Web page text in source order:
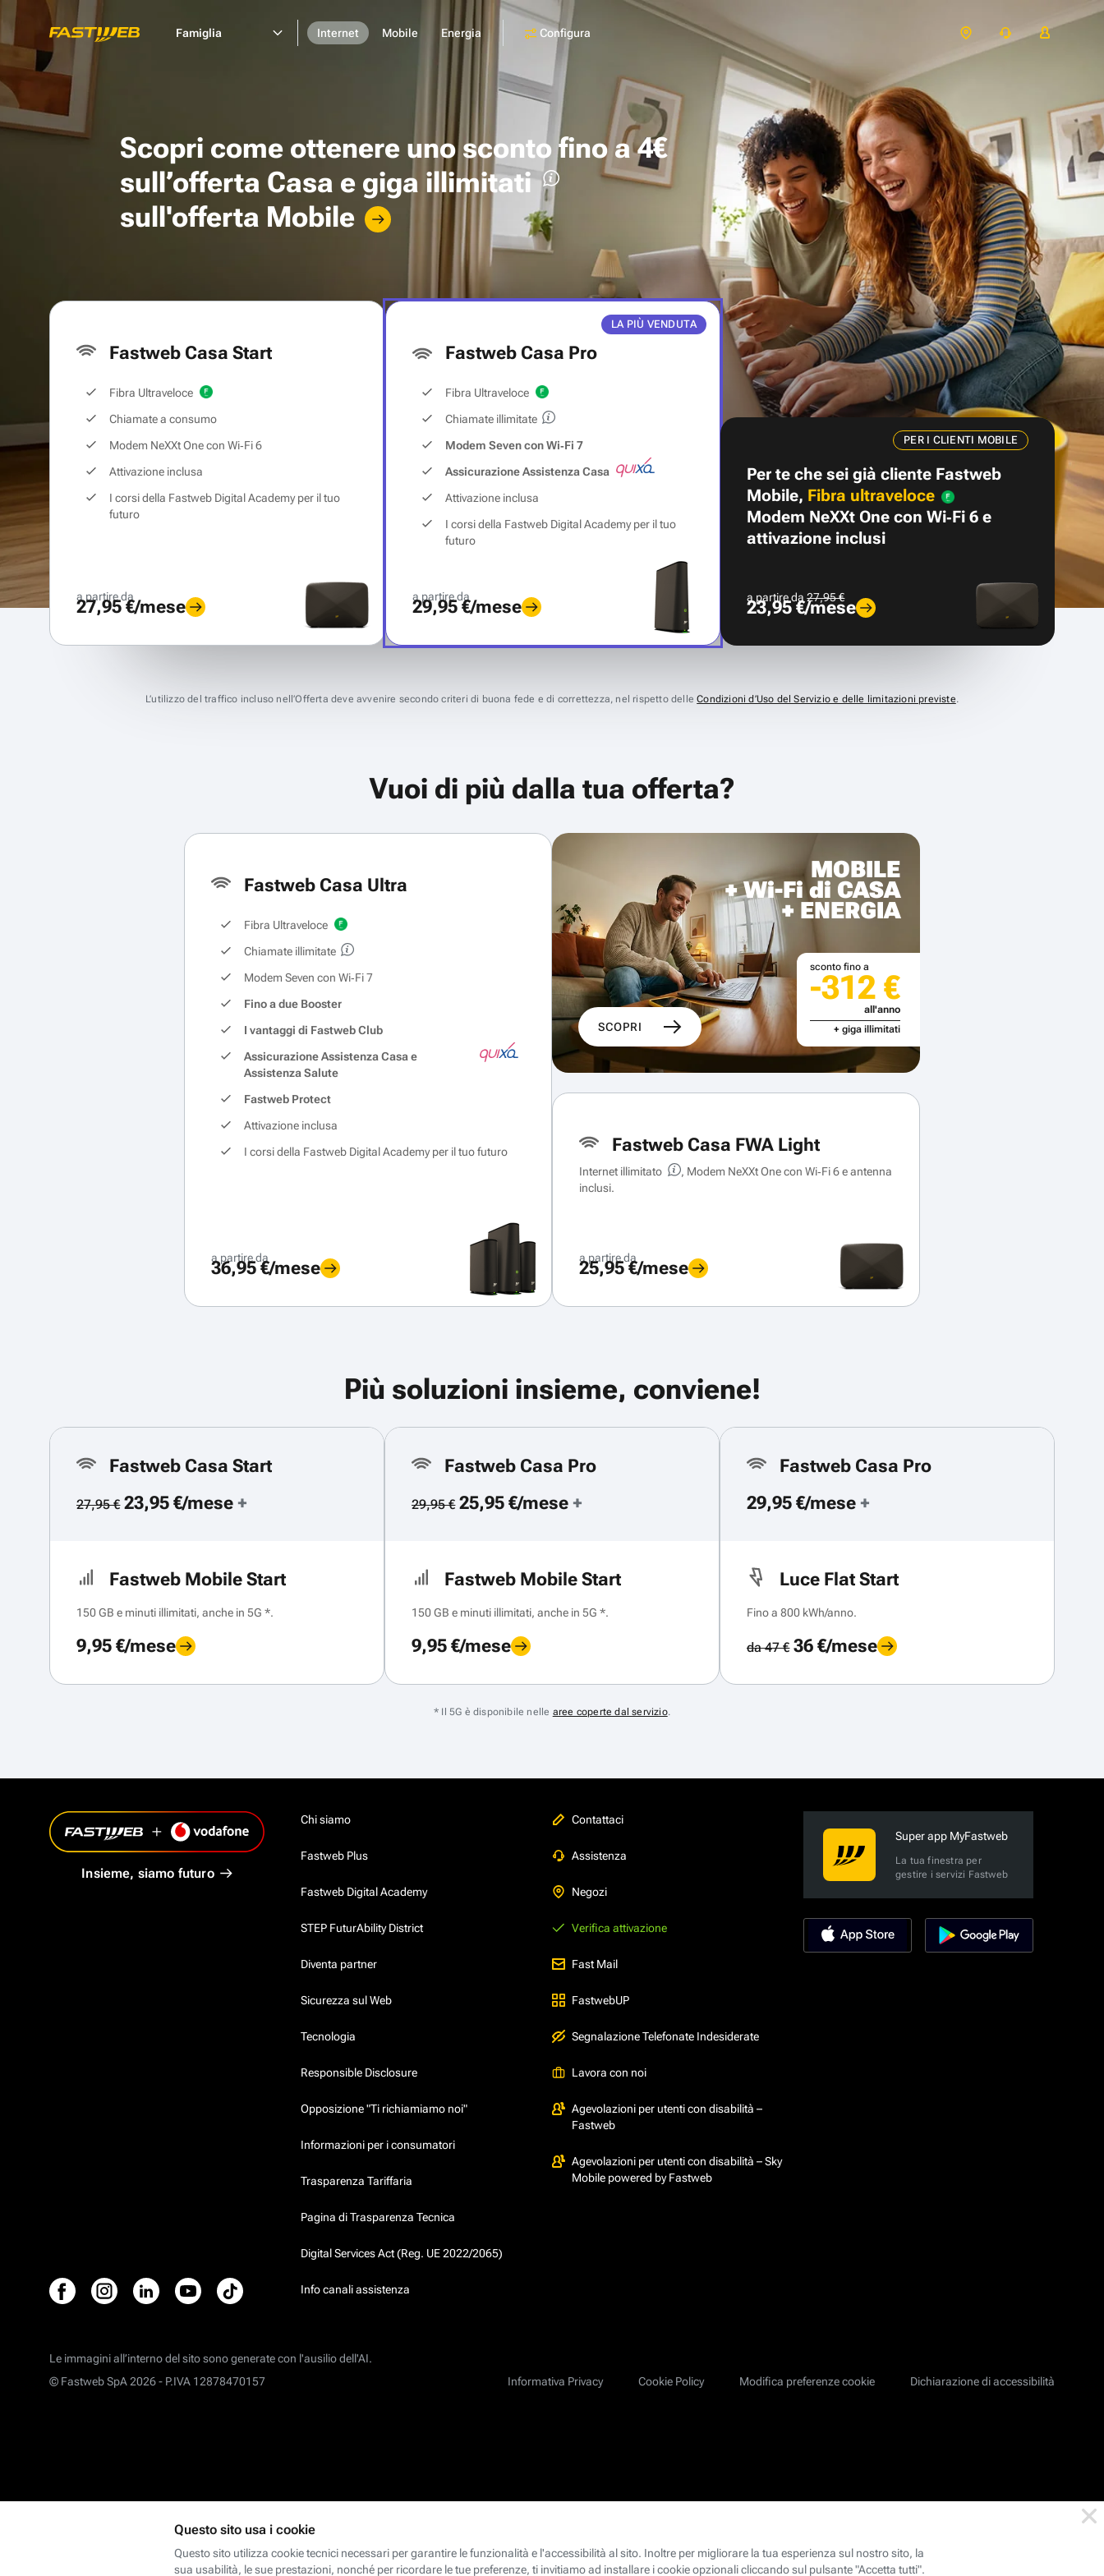
Famiglia Internet Mobile Energia Configura
Scopri come ottenere unosconto fino a 4€
sull’offerta Casa e giga illimitati
sull'offerta Mobile
Fastweb Casa Start
Fibra Ultraveloce
Chiamate a consumo
Modem NeXXt One con Wi‑Fi 6
Attivazione inclusa
I corsi della Fastweb Digital Academy per il tuo
futuro
a partire da
27,95 €/mese
LA PIÙ VENDUTA
Fastweb Casa Pro
Fibra Ultraveloce
Chiamate illimitate
Modem Seven con Wi‑Fi 7
Assicurazione Assistenza Casa
Attivazione inclusa
I corsi della Fastweb Digital Academy per il tuo
futuro
a partire da
29,95 €/mese
PER I CLIENTI MOBILE
Per te che sei già cliente Fastweb
Mobile, Fibra ultraveloce
Modem NeXXt One con Wi‑Fi 6 e
attivazione inclusi
a partire da27,95 €
23,95 €/mese
L’utilizzo del traffico incluso nell’Offerta deve avvenire secondo criteri di buona fede e di correttezza, nel rispetto delleCondizioni d’Uso del Servizio e delle limitazioni previste.
Vuoi di più dalla tua offerta?
Fastweb Casa Ultra
Fibra Ultraveloce
Chiamate illimitate
Modem Seven con Wi‑Fi 7
Fino a due Booster
I vantaggi di Fastweb Club
Assicurazione Assistenza Casa e
Assistenza Salute
Fastweb Protect
Attivazione inclusa
I corsi della Fastweb Digital Academy per il tuo futuro
a partire da
36,95 €/mese
MOBILE
+ Wi-Fi di CASA
+ ENERGIA
SCOPRI
sconto fino a
-312 €
all'anno
+ giga illimitati
Fastweb Casa FWA Light
Internet illimitato
, Modem NeXXt One con Wi‑Fi 6 e antenna
inclusi.
a partire da
25,95 €/mese
Più soluzioni insieme, conviene!
Fastweb Casa Start
27,95 €23,95 €/mese +
Fastweb Mobile Start
150 GB e minuti illimitati, anche in 5G *.
9,95 €/mese
Fastweb Casa Pro
29,95 €25,95 €/mese +
Fastweb Mobile Start
150 GB e minuti illimitati, anche in 5G *.
9,95 €/mese
Fastweb Casa Pro
29,95 €/mese +
Luce Flat Start
Fino a 800 kWh/anno.
da 47 €36 €/mese
* Il 5G è disponibile nelle aree coperte dal servizio.
Insieme, siamo futuro
Chi siamo
Fastweb Plus
Fastweb Digital Academy
STEP FuturAbility District
Diventa partner
Sicurezza sul Web
Tecnologia
Responsible Disclosure
Opposizione "Ti richiamiamo noi"
Informazioni per i consumatori
Trasparenza Tariffaria
Pagina di Trasparenza Tecnica
Digital Services Act (Reg. UE 2022/2065)
Info canali assistenza
Contattaci
Assistenza
Negozi
Verifica attivazione
Fast Mail
FastwebUP
Segnalazione Telefonate Indesiderate
Lavora con noi
Agevolazioni per utenti con disabilità –
Fastweb
Agevolazioni per utenti con disabilità – Sky
Mobile powered by Fastweb
Super app MyFastweb
La tua finestra per
gestire i servizi Fastweb
Le immagini all’interno del sito sono generate con l'ausilio dell'AI.
Informativa Privacy
Cookie Policy Modifica preferenze cookie Dichiarazione di accessibilità
© Fastweb SpA 2026 - P.IVA 12878470157